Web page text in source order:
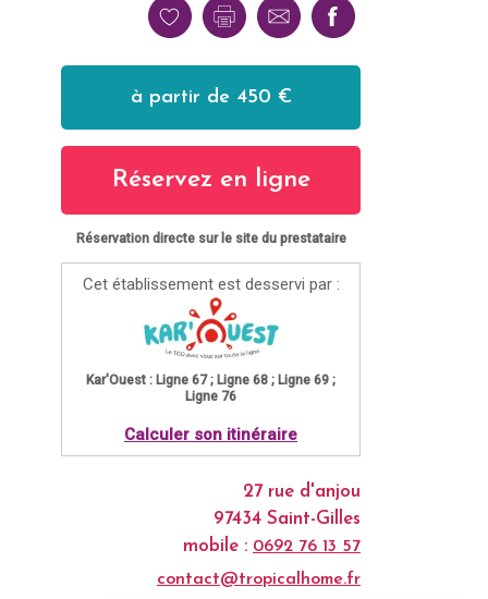
à partir de 450 €
Réservez en ligne
Réservation directe sur le site du prestataire
Cet établissement est desservi par :
Kar'Ouest : Ligne 67 ; Ligne 68 ; Ligne 69 ;
Ligne 76
Calculer son itinéraire
27 rue d'anjou
97434 Saint-Gilles
mobile : 0692 76 13 57
contact@tropicalhome.fr